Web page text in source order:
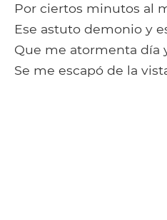
Por ciertos minutos al
Ese astuto demonio y
Que me atormenta día
Se me escapó de la